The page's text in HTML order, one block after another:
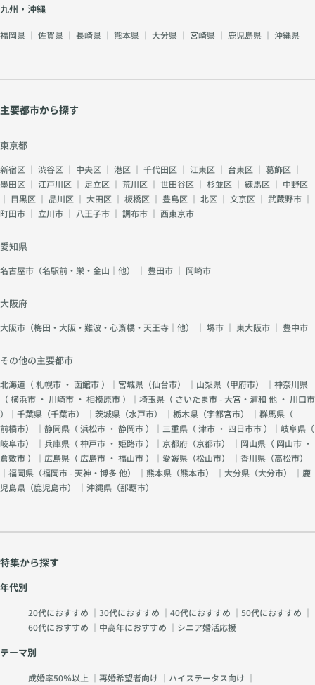
九州・沖縄
福岡県 ｜ 佐賀県 ｜ 長崎県 ｜ 熊本県 ｜ 大分県 ｜ 宮崎県 ｜ 鹿児島県 ｜ 沖縄県
主要都市から探す
東京都
新宿区 ｜ 渋谷区 ｜ 中央区 ｜ 港区 ｜ 千代田区 ｜ 江東区 ｜ 台東区 ｜ 葛飾区 ｜
墨田区 ｜ 江戸川区 ｜ 足立区 ｜ 荒川区 ｜ 世田谷区 ｜ 杉並区 ｜ 練馬区 ｜ 中野区
｜ 目黒区 ｜ 品川区 ｜ 大田区 ｜ 板橋区 ｜ 豊島区 ｜ 北区 ｜ 文京区 ｜ 武蔵野市 ｜
町田市 ｜ 立川市 ｜ 八王子市 ｜ 調布市 ｜ 西東京市
愛知県
名古屋市（名駅前・栄・金山｜他） ｜ 豊田市 ｜ 岡崎市
大阪府
大阪市（梅田・大阪・難波・心斎橋・天王寺｜他） ｜ 堺市 ｜ 東大阪市 ｜ 豊中市
その他の主要都市
北海道（札幌市 ・ 函館市）｜宮城県（仙台市） ｜山梨県（甲府市） ｜神奈川県
（横浜市 ・ 川崎市 ・ 相模原市）｜埼玉県（ さいたま市 - 大宮・浦和 他 ・ 川口市
）｜千葉県（千葉市） ｜茨城県（水戸市） ｜栃木県（宇都宮市） ｜群馬県（
前橋市） ｜静岡県（浜松市 ・ 静岡市）｜三重県（津市 ・ 四日市市）｜岐阜県（
岐阜市） ｜兵庫県（神戸市 ・ 姫路市）｜京都府（京都市） ｜岡山県（ 岡山市 ・
倉敷市）｜広島県（ 広島市 ・ 福山市）｜愛媛県（松山市） ｜香川県（高松市）
｜福岡県（福岡市 - 天神・博多 他） ｜熊本県（熊本市） ｜大分県（大分市） ｜鹿
児島県（鹿児島市） ｜沖縄県（那覇市）
特集から探す
年代別
20代におすすめ ｜ 30代におすすめ ｜ 40代におすすめ ｜ 50代におすすめ ｜
60代におすすめ ｜ 中高年におすすめ ｜ シニア婚活応援
テーマ別
成婚率50％以上 ｜ 再婚希望者向け ｜ ハイステータス向け ｜